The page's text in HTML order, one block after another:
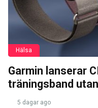
Hälsa
Garmin lanserar
träningsband
5 dagar ago